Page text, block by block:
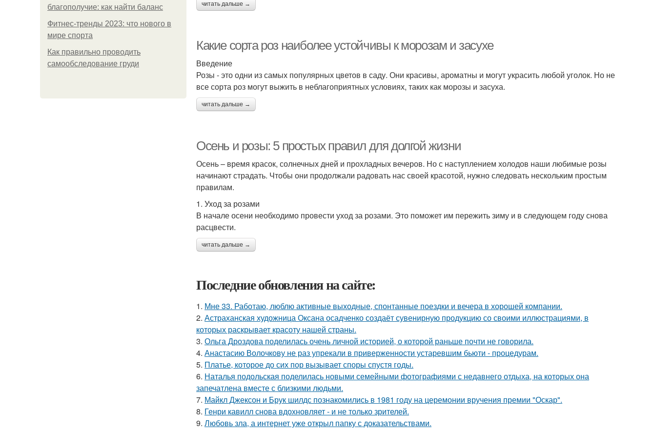
благополучие: как найти баланс
Фитнес-тренды 2023: что нового в
мире спорта
Как правильно проводить
самообследование груди
читать дальше →
Какие сорта роз наиболее устойчивы к морозам и засухе
Введение
Розы - это одни из самых популярных цветов в саду. Они красивы, ароматны и могут украсить любой уголок. Но не
все сорта роз могут выжить в неблагоприятных условиях, таких как морозы и засуха.
читать дальше →
Осень и розы: 5 простых правил для долгой жизни
Осень – время красок, солнечных дней и прохладных вечеров. Но с наступлением холодов наши любимые розы
начинают страдать. Чтобы они продолжали радовать нас своей красотой, нужно следовать нескольким простым
правилам.
1. Уход за розами
В начале осени необходимо провести уход за розами. Это поможет им пережить зиму и в следующем году снова
расцвести.
читать дальше →
Последние обновления на сайте:
1. Мне 33. Работаю, люблю активные выходные, спонтанные поездки и вечера в хорошей компании.
2. Астраханская художница Оксана осадченко создаёт сувенирную продукцию со своими иллюстрациями, в
которых раскрывает красоту нашей страны.
3. Ольга Дроздова поделилась очень личной историей, о которой раньше почти не говорила.
4. Анастасию Волочкову не раз упрекали в приверженности устаревшим бьюти - процедурам.
5. Платье, которое до сих пор вызывает споры спустя годы.
6. Наталья подольская поделилась новыми семейными фотографиями с недавнего отдыха, на которых она
запечатлена вместе с близкими людьми.
7. Майкл Джексон и Брук шилдс познакомились в 1981 году на церемонии вручения премии "Оскар".
8. Генри кавилл снова вдохновляет - и не только зрителей.
9. Любовь зла, а интернет уже открыл папку с доказательствами.